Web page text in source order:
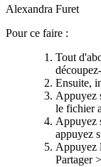
Alexandra Furet
Pour ce faire :
Tout
Ensuite,
Appuyez
le fichier
Appuyez
appuyez
Appuyez
Partager